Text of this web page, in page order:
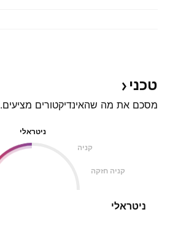
טכני
מסכם את מה שהאינדיקטורים מציעים.
ניטראלי
קניה
קניה חזקה
ניטראלי